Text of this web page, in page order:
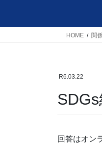
HOME 関
R6.03.22
回答はオン